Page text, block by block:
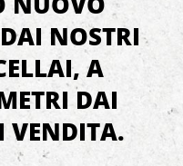
NOSTRI
A
DAI
VENDITA.